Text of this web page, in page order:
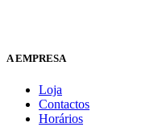
A EMPRESA
Loja
Contactos
Horários